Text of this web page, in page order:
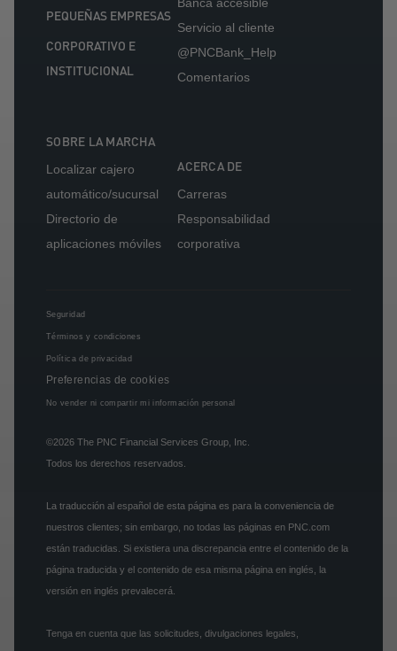
PEQUEÑAS EMPRESAS
CORPORATIVO E
INSTITUCIONAL
Servicio al cliente
@PNCBank_Help
Comentarios
SOBRE LA MARCHA
Localizar cajero
automático/sucursal
Directorio de
aplicaciones móviles
ACERCA DE
Carreras
Responsabilidad
corporativa
Seguridad
Términos y condiciones
Política de privacidad
Preferencias de cookies
No vender ni compartir mi información personal
©2026 The PNC Financial Services Group, Inc.
Todos los derechos reservados.
La traducción al español de esta página es para la conveniencia de
nuestros clientes; sin embargo, no todas las páginas en PNC.com
están traducidas. Si existiera una discrepancia entre el contenido de la
página traducida y el contenido de esa misma página en inglés, la
versión en inglés prevalecerá.
Tenga en cuenta que las solicitudes, divulgaciones legales,